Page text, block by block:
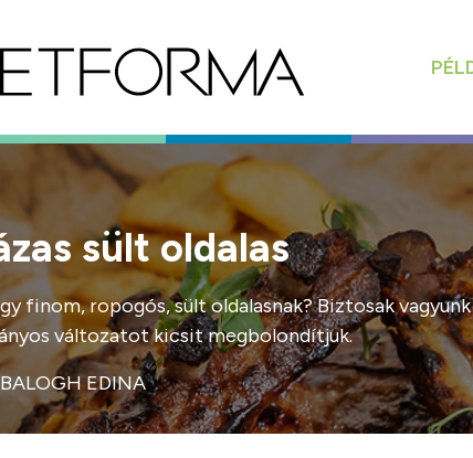
sült oldalas
finom, ropogós, sült oldalasnak? Biztosak
változatot kicsit megbolondítjuk.
BALOGH EDINA